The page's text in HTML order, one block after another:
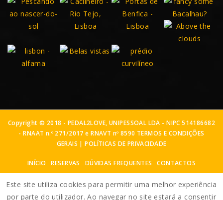
Copyright © 2018 - PEDAL2LOVE, UNIPESSOAL LDA - NIPC 514186682
- RNAAT n.º 271/2017 e RNAVT nº 8590 TERMOS E CONDIÇÕES
GERAIS |POLÍTICAS DE PRIVACIDADE
INÍCIO RESERVAS DÚVIDAS FREQUENTES CONTACTOS
Este site utiliza cookies para permitir uma melhor experiência
por parte do utilizador. Ao navegar no site estará a consentir